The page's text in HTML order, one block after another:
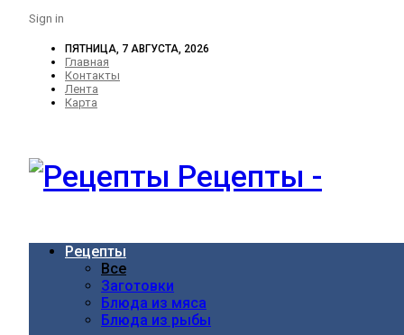
Sign in
ПЯТНИЦА, 7 АВГУСТА, 2026
Главная
Контакты
Лента
Карта
Рецепты -
Рецепты
Все
Заготовки
Блюда из мяса
Блюда из рыбы